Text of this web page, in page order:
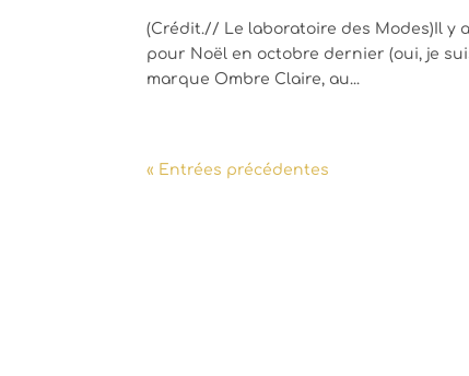
(Crédit.// Le laboratoire des Modes)Il y
pour Noël en octobre dernier (oui, je
marque Ombre Claire, au...
« Entrées précédentes